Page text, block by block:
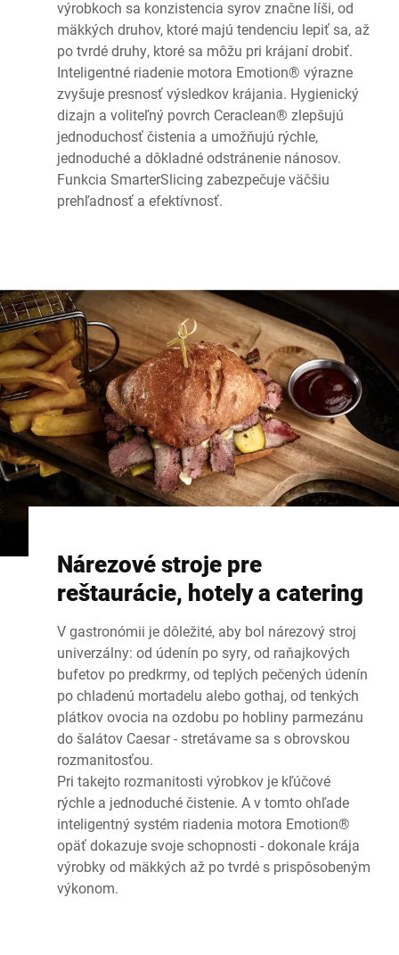
výrobkoch sa konzistencia syrov značne líši, od
mäkkých druhov, ktoré majú tendenciu lepiť sa, až
po tvrdé druhy, ktoré sa môžu pri krájaní drobiť.
Inteligentné riadenie motora Emotion® výrazne
zvyšuje presnosť výsledkov krájania. Hygienický
dizajn a voliteľný povrch Ceraclean® zlepšujú
jednoduchosť čistenia a umožňujú rýchle,
jednoduché a dôkladné odstránenie nánosov.
Funkcia SmarterSlicing zabezpečuje väčšiu
prehľadnosť a efektívnosť.
Nárezové stroje pre
reštaurácie, hotely a catering
V gastronómii je dôležité, aby bol nárezový stroj
univerzálny: od údenín po syry, od raňajkových
bufetov po predkrmy, od teplých pečených údenín
po chladenú mortadelu alebo gothaj, od tenkých
plátkov ovocia na ozdobu po hobliny parmezánu
do šalátov Caesar - stretávame sa s obrovskou
rozmanitosťou.
Pri takejto rozmanitosti výrobkov je kľúčové
rýchle a jednoduché čistenie. A v tomto ohľade
inteligentný systém riadenia motora Emotion®
opäť dokazuje svoje schopnosti - dokonale krája
výrobky od mäkkých až po tvrdé s prispôsobeným
výkonom.